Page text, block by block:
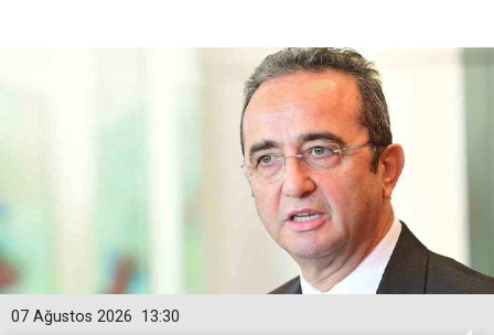
13:30
07 Ağustos 2026